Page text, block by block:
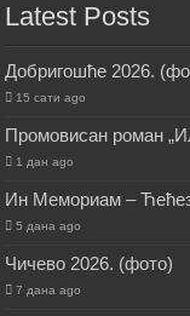
Latest Posts
Добригошће 2026.
15 сати ago
Промовисан роман
1 дан ago
Ин Мемориам –
5 дана ago
Чичево 2026. (фото)
7 дана ago